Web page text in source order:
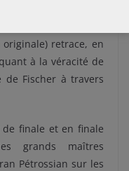
retrace, en
à la véracité de
Fischer à travers
finale et en finale
grands maîtres
Pétrossian sur les